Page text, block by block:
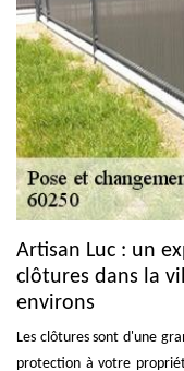
Artisan Luc : un
clôtures dans la
environs
Les clôtures sont d'une
protection à votre